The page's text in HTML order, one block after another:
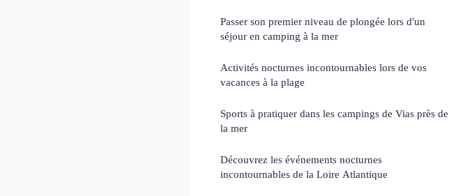
Passer son premier niveau de plongée lors d'un
séjour en camping à la mer
Activités nocturnes incontournables lors de vos
vacances à la plage
Sports à pratiquer dans les campings de Vias près de
la mer
Découvrez les événements nocturnes
incontournables de la Loire Atlantique